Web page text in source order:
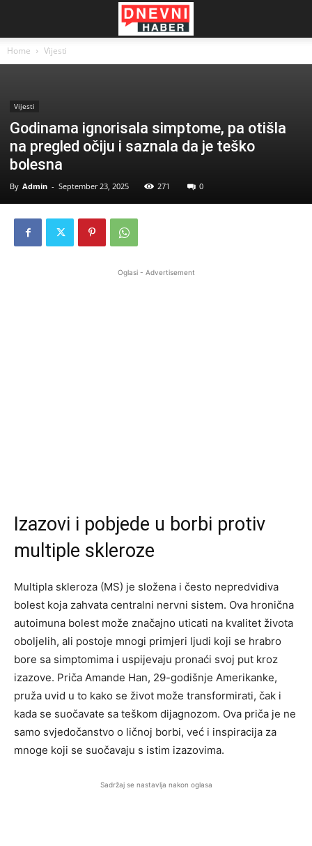
Home Vijesti
Vijesti
Godinama ignorisala simptome, pa otišla
na pregled očiju i saznala da je teško
bolesna
By Admin - September 23, 2025 271 0
Oglasi - Advertisement
Izazovi i pobjede u borbi protiv
multiple skleroze
Multipla skleroza (MS) je složena i često nepredvidiva
bolest koja zahvata centralni nervni sistem. Ova hronična
autoimuna bolest može značajno uticati na kvalitet života
oboljelih, ali postoje mnogi primjeri ljudi koji se hrabro
bore sa simptomima i uspijevaju pronaći svoj put kroz
izazove. Priča Amande Han, 29-godišnje Amerikanke,
pruža uvid u to kako se život može transformirati, čak i
kada se suočavate sa teškom dijagnozom. Ova priča je ne
samo svjedočanstvo o ličnoj borbi, već i inspiracija za
mnoge koji se suočavaju s istim izazovima.
Sadržaj se nastavlja nakon oglasa